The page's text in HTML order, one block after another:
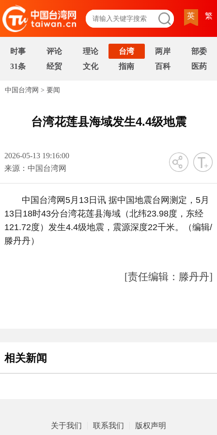
英 繁
时事 评论 理论 台湾 两岸
部委
31条
经贸 文化 指南 百科 医药
中国台湾网 > 要闻
台湾花莲县海域发生4.4级地震
2026-05-13 19:16:00
来源：中国台湾网
字号
中国台湾网5月13日讯 据中国地震台网测定，5月
13日18时43分台湾花莲县海域（北纬23.98度，东经
121.72度）发生4.4级地震，震源深度22千米。（编辑/
滕丹丹）
[责任编辑：滕丹丹]
相关新闻
关于我们 联系我们 版权声明